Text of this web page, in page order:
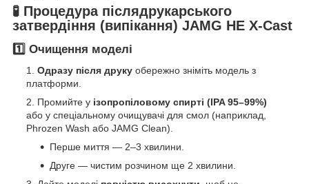
🧪 Процедура післядрукарського
затвердіння (випікання) JAMG HE X-Cast
1️⃣ Очищення моделі
Одразу після друку обережно зніміть модель з
платформи.
Промийте у ізопропіловому спирті (IPA 95–99%)
або у спеціальному очищувачі для смол (наприклад,
Phrozen Wash або JAMG Clean).
Перше миття — 2–3 хвилини.
Друге — чистим розчином ще 2 хвилини.